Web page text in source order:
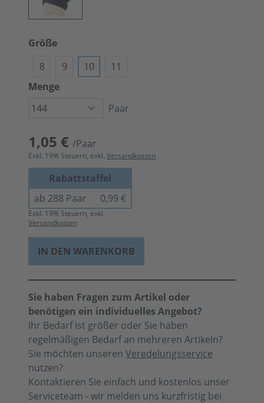
Größe
8
9 10
11
Menge
Paar
1,05 € /Paar
Exkl. 19% Steuern, exkl. Versandkosten
Rabattstaffel
ab 288 Paar
0,99 €
Exkl. 19% Steuern, exkl.
Versandkosten
IN DEN WARENKORB
Sie haben Fragen zum Artikel oder
benötigen ein individuelles Angebot?
Ihr Bedarf ist größer oder Sie haben
regelmäßigen Bedarf an mehreren Artikeln?
Sie möchten unseren Veredelungsservice
nutzen?
Kontaktieren Sie einfach und kostenlos unser
Serviceteam - wir melden uns kurzfristig bei